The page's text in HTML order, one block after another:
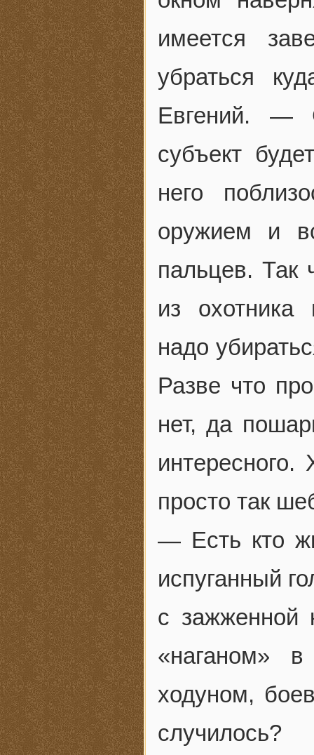
имеется
убраться
Евгений. —
субъект
него
оружием и
пальцев. Так
из охотника
надо
Разве что
нет, да
просто так
— Есть кто
испуганный
с зажженной
«наганом»
ходуном,
случилось?